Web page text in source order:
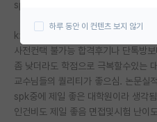
대학원 합격 후기 게시판
연구실(PI) 홍보 게시판
석박사 채용 정보 게시판
임용 정보 게시판
spk입시후 다 합격했는데 각각 느낀점
k:
사전컨택 불가능 합격후기나 단톡방
좀 낮더라도 학점으로 극복할수있는
교수님들의 퀄리티가 좋으심. 논문실
spk중에 제일 좋은 대학원이라 생각됨
인건비도 제일 좋음 면접및시험 난이
하루 동안 이 컨텐츠 보지 않기